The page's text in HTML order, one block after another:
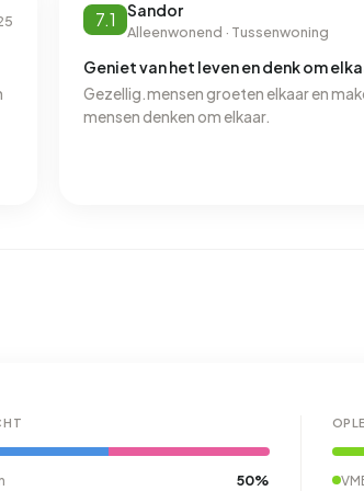
7.1 Sandor
Alleenwonend · Tussenwoning
Geniet van het leven en denk om
Gezellig.mensen groeten elkaar en
mensen denken om elkaar.
50%